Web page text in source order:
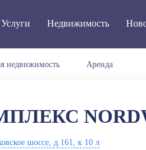
Услуги Недвижимость
недвижимость Аренда
шоссе, д.161, к 10 л